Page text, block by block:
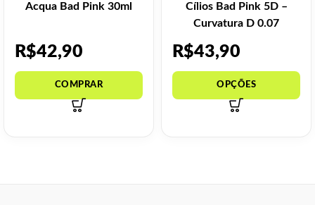
Acqua Bad Pink 30ml
R$42,90
Cílios Bad Pink 5D –
Curvatura D 0.07
R$43,90